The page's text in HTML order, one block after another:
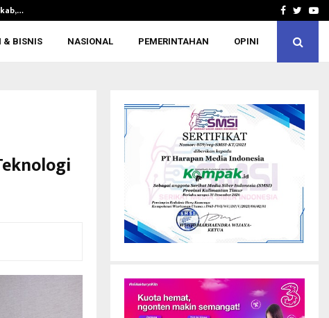
Hilangkan Jengkel dalam Sekejap,Facebook
& BISNIS NASIONAL PEMERINTAHAN OPINI